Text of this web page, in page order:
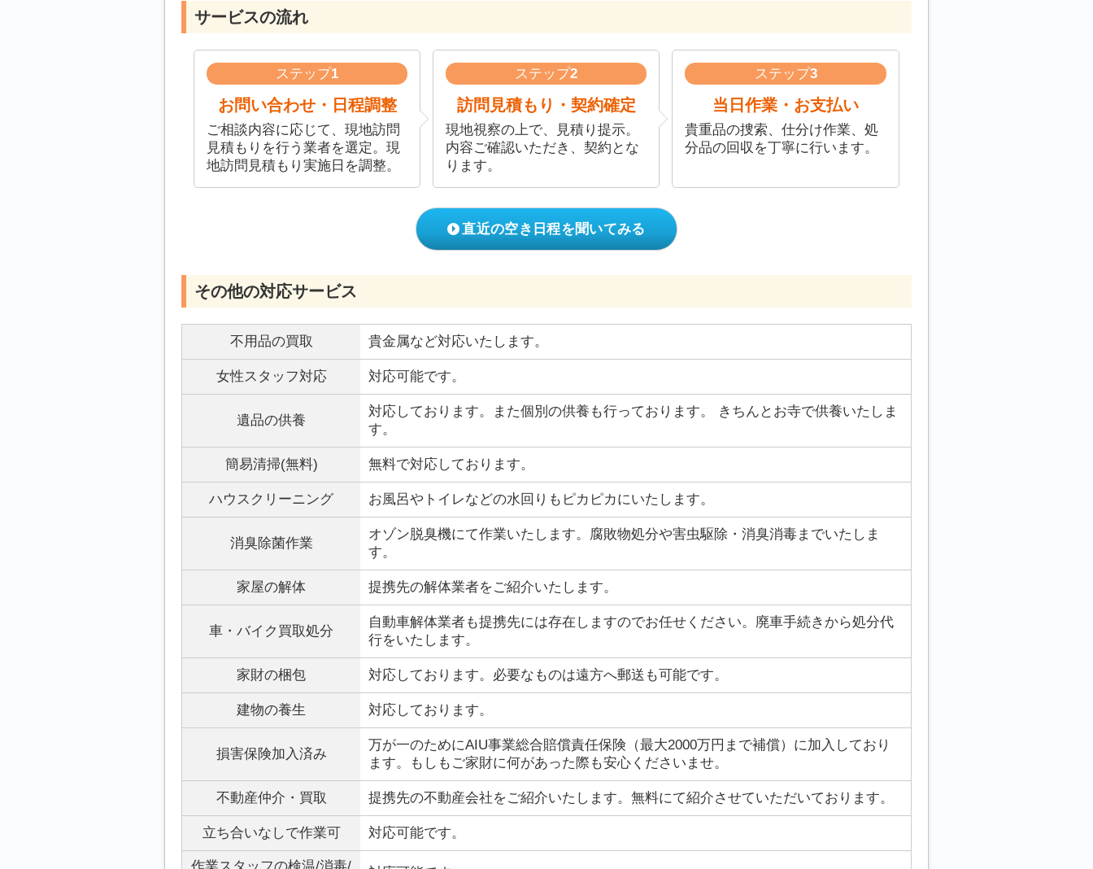
サービスの流れ
ステップ1
お問い合わせ・日程調整
ご相談内容に応じて、現地訪問
見積もりを行う業者を選定。現
地訪問見積もり実施日を調整。
ステップ2
訪問見積もり・契約確定
現地視察の上で、見積り提示。
内容ご確認いただき、契約とな
ります。
ステップ3
当日作業・お支払い
貴重品の捜索、仕分け作業、処
分品の回収を丁寧に行います。
直近の空き日程を聞いてみる
その他の対応サービス
不用品の買取 貴金属など対応いたします。
女性スタッフ対応 対応可能です。
遺品の供養
対応しております。また個別の供養も行っております。 きちんとお寺で供養いたしま
す。
簡易清掃(無料) 無料で対応しております。
ハウスクリーニング お風呂やトイレなどの水回りもピカピカにいたします。
消臭除菌作業
オゾン脱臭機にて作業いたします。腐敗物処分や害虫駆除・消臭消毒までいたしま
す。
家屋の解体 提携先の解体業者をご紹介いたします。
車・バイク買取処分
自動車解体業者も提携先には存在しますのでお任せください。廃車手続きから処分代
行をいたします。
家財の梱包 対応しております。必要なものは遠方へ郵送も可能です。
建物の養生 対応しております。
損害保険加入済み
万が一のためにAIU事業総合賠償責任保険（最大2000万円まで補償）に加入しており
ます。もしもご家財に何があった際も安心くださいませ。
不動産仲介・買取 提携先の不動産会社をご紹介いたします。無料にて紹介させていただいております。
立ち合いなしで作業可 対応可能です。